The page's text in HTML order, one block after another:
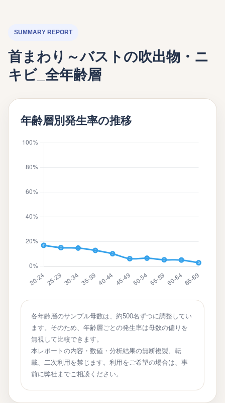
SUMMARY REPORT
首まわり～バストの吹出物・ニ
キビ_全年齢層
年齢層別発生率の推移
各年齢層のサンプル母数は、約500名ずつに調整してい
ます。そのため、年齢層ごとの発生率は母数の偏りを
無視して比較できます。
本レポートの内容・数値・分析結果の無断複製、転
載、二次利用を禁じます。利用をご希望の場合は、事
前に弊社までご相談ください。